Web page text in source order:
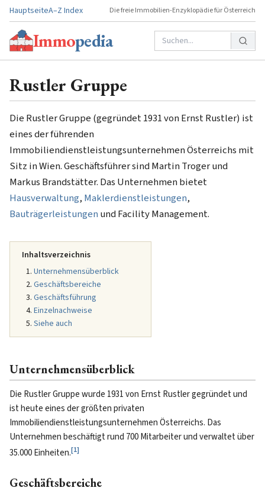
HauptseiteA–Z Index Die freie Immobilien-Enzyklopädie für Österreich
Immopedia
Rustler Gruppe
Die Rustler Gruppe (gegründet 1931 von Ernst Rustler) ist
eines der führenden
Immobiliendienstleistungsunternehmen Österreichs mit
Sitz in Wien. Geschäftsführer sind Martin Troger und
Markus Brandstätter. Das Unternehmen bietet
Hausverwaltung, Maklerdienstleistungen,
Bauträgerleistungen und Facility Management.
Inhaltsverzeichnis
Unternehmensüberblick
Geschäftsbereiche
Geschäftsführung
Einzelnachweise
Siehe auch
Unternehmensüberblick
Die Rustler Gruppe wurde 1931 von Ernst Rustler gegründet und
ist heute eines der größten privaten
Immobiliendienstleistungsunternehmen Österreichs. Das
Unternehmen beschäftigt rund 700 Mitarbeiter und verwaltet über
35.000 Einheiten.[1]
Geschäftsbereiche